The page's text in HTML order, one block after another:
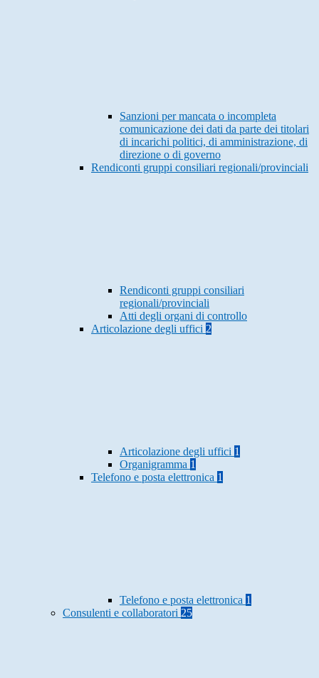
Sanzioni per mancata o incompleta
comunicazione dei dati da parte dei titolari
di incarichi politici, di amministrazione, di
direzione o di governo
Rendiconti gruppi consiliari regionali/provinciali
Rendiconti gruppi consiliari
regionali/provinciali
Atti degli organi di controllo
Articolazione degli uffici 2
Articolazione degli uffici 1
Organigramma 1
Telefono e posta elettronica 1
Telefono e posta elettronica 1
Consulenti e collaboratori 25